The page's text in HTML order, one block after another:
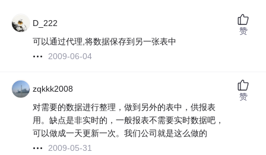
D_222
可以通过代理,将数据保存到另一张表中
2009-06-04
赞
zqkkk2008
对需要的数据进行整理，做到另外的表中，供报表
用。缺点是非实时的，一般报表不需要实时数据吧，
可以做成一天更新一次。我们公司就是这么做的
2009-05-31
赞